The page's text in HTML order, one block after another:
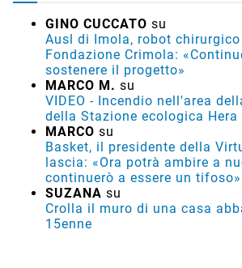
GINO CUCCATO su
Ausl di Imola, robot
Fondazione Crimola:
sostenere il progetto»
MARCO M. su
VIDEO - Incendio nell'area
della Stazione ecologica Hera
MARCO su
Basket, il presidente della
lascia: «Ora potrà ambire a
continuerò a essere un tifoso»
SUZANA su
Crolla il muro di una casa
15enne